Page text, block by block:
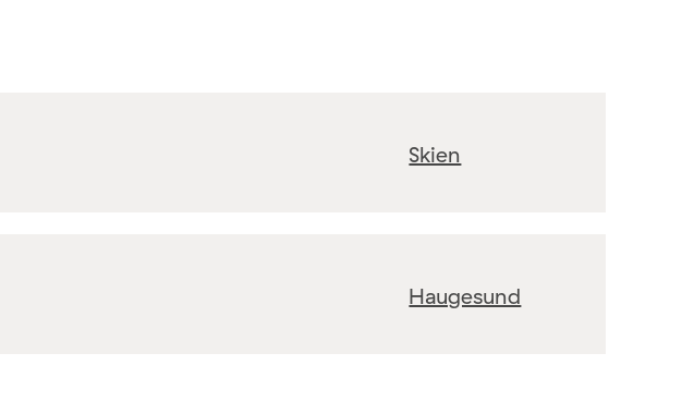
Skien
Haugesund